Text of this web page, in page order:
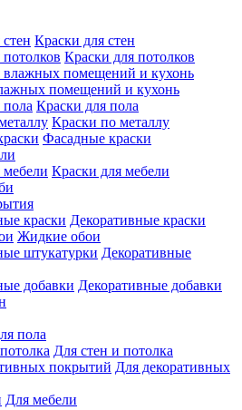
Краски для стен
Краски для потолков
помещений и кухонь
Краски для пола
Краски по металлу
Фасадные краски
Краски для мебели
Декоративные краски
Жидкие обои
Декоративные
Декоративные добавки
пола
Для стен и потолка
Для декоративных
Для мебели